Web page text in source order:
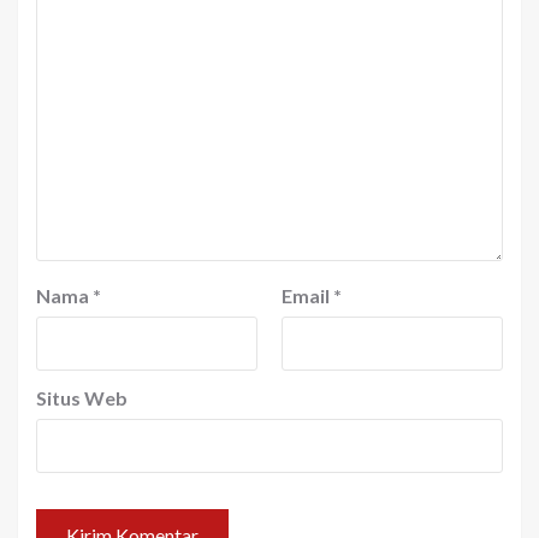
Nama * Email *
Situs Web